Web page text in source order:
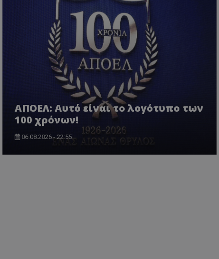
ΑΠΟΕΛ: Αυτό είναι το λογότυπο των
100 χρόνων!
06.08.2026 - 22:55